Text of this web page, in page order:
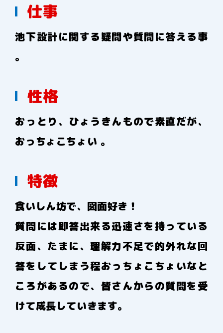
仕事
池下設計に関する疑問や質問に答える事
。
性格
おっとり、ひょうきんもので素直だが、
おっちょこちょい 。
特徴
食いしん坊で、図面好き！
質問には即答出来る迅速さを持っている
反面、たまに、理解力不足で的外れな回
答をしてしまう程おっちょこちょいなと
ころがあるので、皆さんからの質問を受
けて成長していきます。